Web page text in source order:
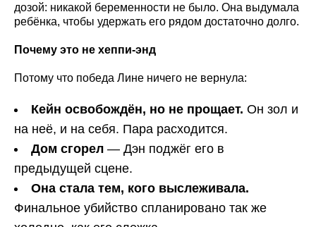
дозой: никакой беременности не было. Она выдумала
ребёнка, чтобы удержать его рядом достаточно долго.
Почему это не хеппи-энд
Потому что победа Лине ничего не вернула:
Кейн освобождён, но не прощает. Он зол и
на неё, и на себя. Пара расходится.
Дом сгорел — Дэн поджёг его в
предыдущей сцене.
Она стала тем, кого выслеживала.
Финальное убийство спланировано так же